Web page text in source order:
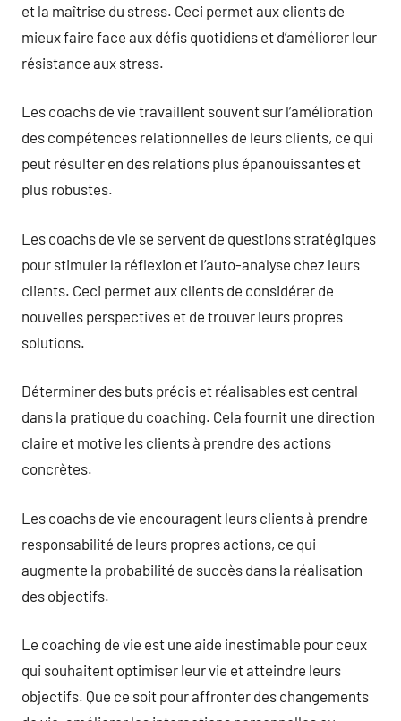
et la maîtrise du stress. Ceci permet aux clients de
mieux faire face aux défis quotidiens et d’améliorer leur
résistance aux stress.
Les coachs de vie travaillent souvent sur l’amélioration
des compétences relationnelles de leurs clients, ce qui
peut résulter en des relations plus épanouissantes et
plus robustes.
Les coachs de vie se servent de questions stratégiques
pour stimuler la réflexion et l’auto-analyse chez leurs
clients. Ceci permet aux clients de considérer de
nouvelles perspectives et de trouver leurs propres
solutions.
Déterminer des buts précis et réalisables est central
dans la pratique du coaching. Cela fournit une direction
claire et motive les clients à prendre des actions
concrètes.
Les coachs de vie encouragent leurs clients à prendre
responsabilité de leurs propres actions, ce qui
augmente la probabilité de succès dans la réalisation
des objectifs.
Le coaching de vie est une aide inestimable pour ceux
qui souhaitent optimiser leur vie et atteindre leurs
objectifs. Que ce soit pour affronter des changements